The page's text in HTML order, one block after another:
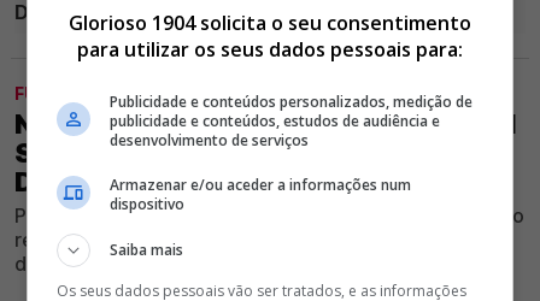
FUTEBOL
NEGÓCIO FECHADO! JHON DURÁN VAI
SER DO BENFICA; CONFIRA OS
DETALHES
Ponta de lança do Al Nassr prepara-se para ser o quarto
reforço do Clube vermelho e branco para a temporada
desportiva 2026/27
Glorioso 1904 solicita o seu consentimento
para utilizar os seus dados pessoais para:
Publicidade e conteúdos personalizados, medição de
publicidade e conteúdos, estudos de audiência e
desenvolvimento de serviços
Armazenar e/ou aceder a informações num
dispositivo
Saiba mais
Os seus dados pessoais vão ser tratados, e as informações